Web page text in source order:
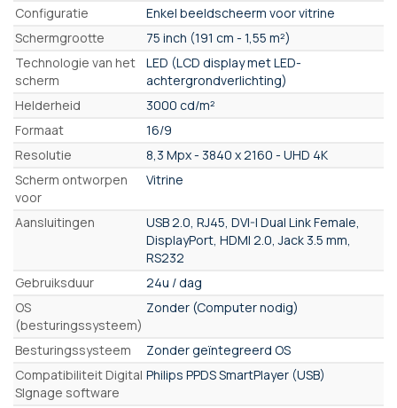
Configuratie
Enkel beeldscheerm voor vitrine
Schermgrootte
75 inch (191 cm - 1,55 m²)
Technologie van het
scherm
LED (LCD display met LED-
achtergrondverlichting)
Helderheid
3000 cd/m²
Formaat
16/9
Resolutie
8,3 Mpx - 3840 x 2160 - UHD 4K
Scherm ontworpen
voor
Vitrine
Aansluitingen
USB 2.0, RJ45, DVI-I Dual Link Female,
DisplayPort, HDMI 2.0, Jack 3.5 mm,
RS232
Gebruiksduur
24u / dag
OS
(besturingssysteem)
Zonder (Computer nodig)
Besturingssysteem
Zonder geïntegreerd OS
Compatibiliteit Digital
SIgnage software
Philips PPDS SmartPlayer (USB)